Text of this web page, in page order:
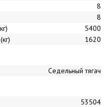
8
8
5400
1620
Седельный тягач
53504